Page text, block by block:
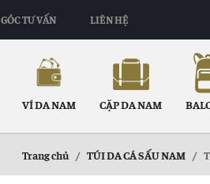
GÓC TƯ VẤN LIÊN HỆ
VÍ DA NAM CẶP DA NAM
Trang chủ / TÚI DA CÁ SẤU NAM /